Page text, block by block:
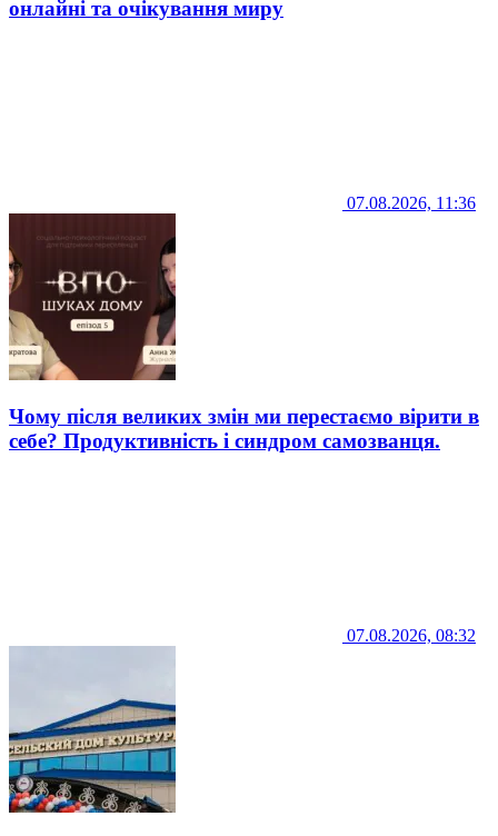
онлайні та очікування миру
07.08.2026, 11:36
Чому після великих змін ми перестаємо вірити в
себе? Продуктивність і синдром самозванця.
07.08.2026, 08:32